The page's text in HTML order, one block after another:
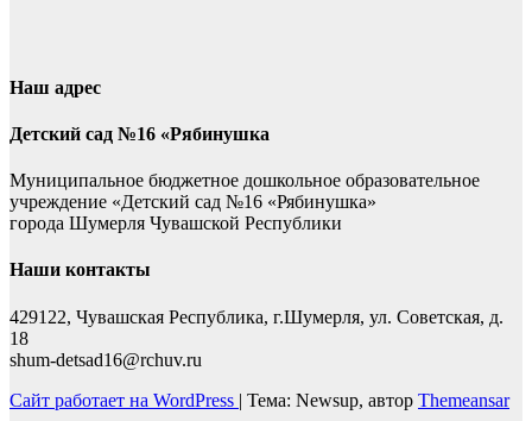
Наш адрес
Детский сад №16 «Рябинушка
Муниципальное бюджетное дошкольное образовательное
учреждение «Детский сад №16 «Рябинушка»
города Шумерля Чувашской Республики
Наши контакты
429122, Чувашская Республика, г.Шумерля, ул. Советская, д.
18
shum-detsad16@rchuv.ru
Сайт работает на WordPress | Тема: Newsup, автор Themeansar